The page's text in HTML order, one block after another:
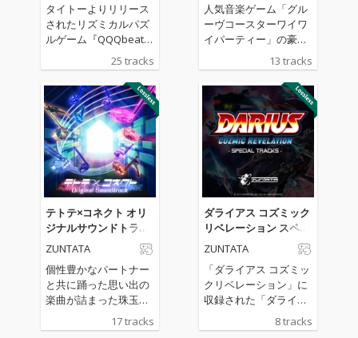
タイトーよりリリース
されたリズミカルパズ
ルゲーム『QQQbeat
s!!!』のサウンドトラッ
ク。タイトーサウンド
チームZUNTATAやIOSY
Sによるゲーム中BGM
のほか、REDALiCE、S
nail's Houseによる書
き下ろしオリジナル曲
も収録。
25 tracks
人気音楽ゲーム「グル
ーヴコースターワイワ
イパーティー」の豪華
サウンドトラックがリ
リース！owl＊tree、
かめりあ、TAGといっ
た人気コンポーザーに
よる人気楽曲や、高難
易度楽曲として話題を
呼んだ“vs MASAKI”シ
リーズを含む全13曲を
完全収録し、バラエテ
ィ豊かなラインナップ
が揃っています。個性
溢れる楽曲が集結し、
聴き応えのあるアルバ
ムとなっており、グル
ーヴコースターユーザ
ーに限らず、音楽ゲー
ムファンやクラブミュ
める内容です。ゲーム
13 tracks
テトテ×コネクト オリ
ジナルサウンドトラッ
ク
ZUNTATA
個性豊かなパートナー
と共に踊った思い出の
楽曲が詰まった珠玉の
アルバム。ゲーム未収
録の楽曲や、聴き応え
17 tracks
ダライアス コズミック
リベレーション スペシ
ャルトラックス
ZUNTATA
「ダライアス コズミッ
クリベレーション」に
収録された「ダライア
「Gダライアス」の追
8 tracks